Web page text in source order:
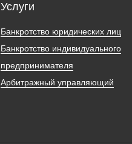
Услуги
Банкротство юридических лиц
Банкротство индивидуального
предпринимателя
Арбитражный управляющий